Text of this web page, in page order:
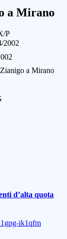
a Mirano
P
2002
a Mirano
d’alta quota
ik1qfm